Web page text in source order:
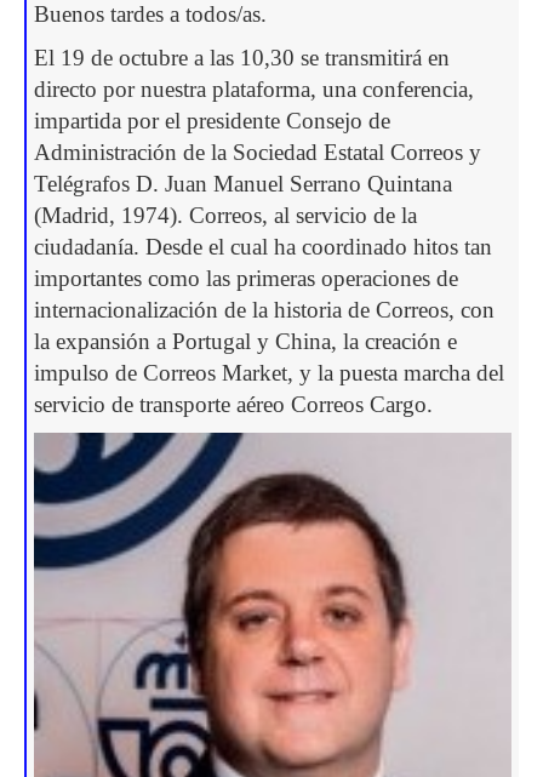
Buenos tardes a todos/as.
El 19 de octubre a las 10,30 se transmitirá en
directo por nuestra plataforma, una conferencia,
impartida por el presidente Consejo de
Administración de la Sociedad Estatal Correos y
Telégrafos D. Juan Manuel Serrano Quintana
(Madrid, 1974). Correos, al servicio de la
ciudadanía. Desde el cual ha coordinado hitos tan
importantes como las primeras operaciones de
internacionalización de la historia de Correos, con
la expansión a Portugal y China, la creación e
impulso de Correos Market, y la puesta marcha del
servicio de transporte aéreo Correos Cargo.